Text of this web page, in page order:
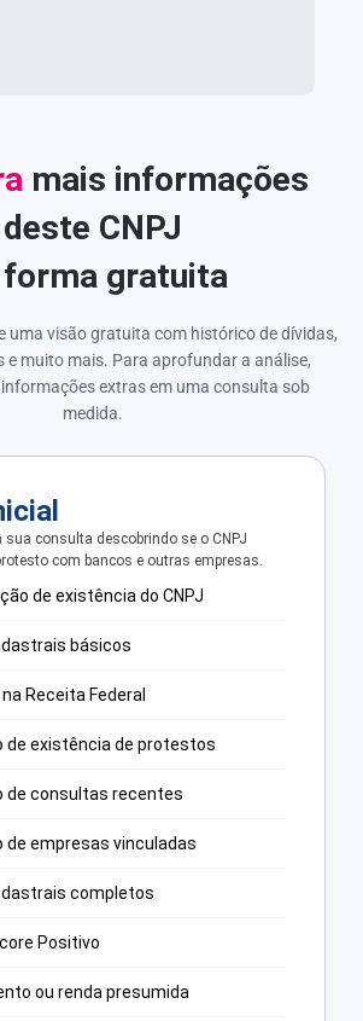
mais informações
deste CNPJ
forma gratuita
uma visão gratuita com histórico de dívidas,
e muito mais. Para aprofundar a análise,
extras em uma consulta sob
medida.
sua consulta descobrindo se o CNPJ
com bancos e outras empresas.
de existência do CNPJ
básicos
Receita Federal
de existência de protestos
de consultas recentes
de empresas vinculadas
completos
Positivo
ou renda presumida